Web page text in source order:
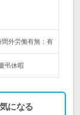
外労働有無：有
弔休暇
気になる